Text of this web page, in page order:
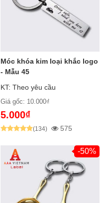
Móc khóa kim loại khắc logo
- Mẫu 45
KT: Theo yêu cầu
Giá gốc: 10.000₫
5.000₫
(134) 575
-50%